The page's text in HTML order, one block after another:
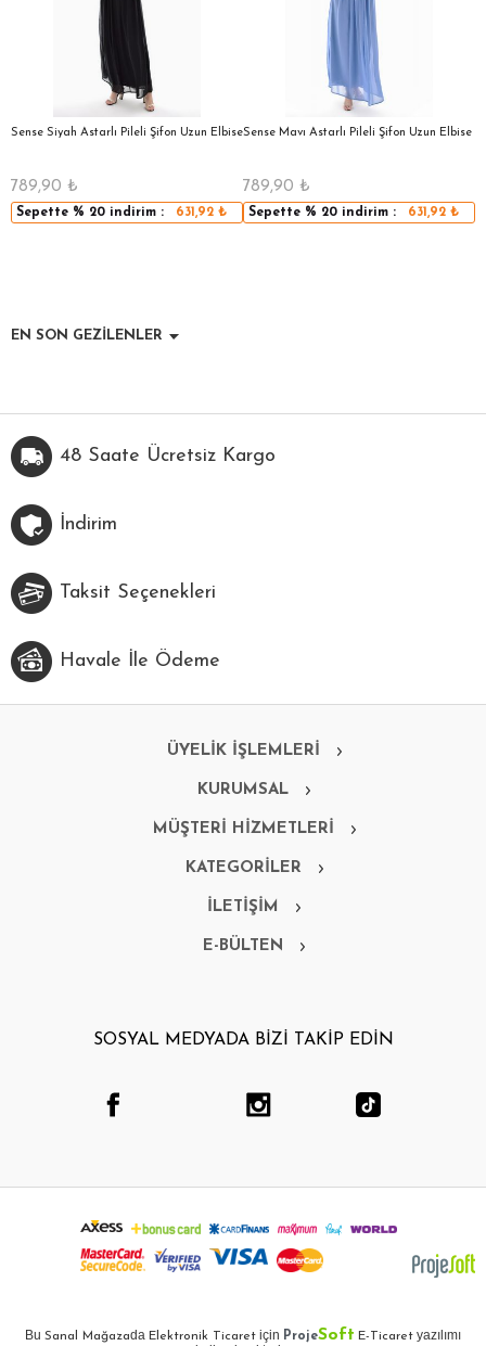
Sense Siyah Astarlı Pileli Şifon Uzun Elbise
789,90 ₺
Sepette % 20 indirim : 631,92₺
Sense Mavı Astarlı Pileli Şifon Uzun Elbise
789,90 ₺
Sepette % 20 indirim : 631,92₺
EN SON GEZİLENLER
48 Saate Ücretsiz Kargo
İndirim
Taksit Seçenekleri
Havale İle Ödeme
ÜYELİK İŞLEMLERİ
KURUMSAL
MÜŞTERİ HİZMETLERİ
KATEGORİLER
İLETİŞİM
E-BÜLTEN
SOSYAL MEDYADA BİZİ TAKİP EDİN
Bu Sanal Mağazada Elektronik Ticaret için ProjeSoft E-Ticaret yazılımı